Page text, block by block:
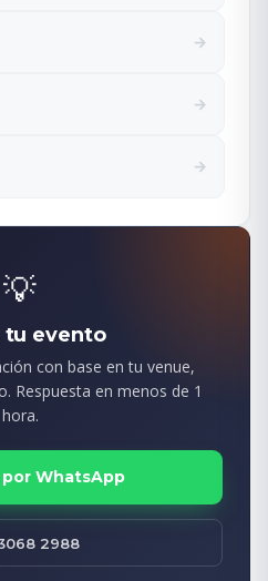
→
→
→
💡
tu evento
con base en tu venue,
Respuesta en menos de 1
hora.
WhatsApp
2988